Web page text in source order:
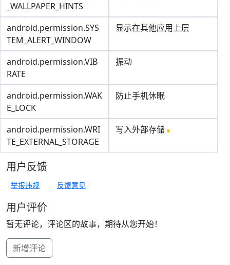
_WALLPAPER_HINTS
android.permission.SYS
TEM_ALERT_WINDOW
显示在其他应用上层
android.permission.VIB
RATE
振动
android.permission.WAK
E_LOCK
防止手机休眠
android.permission.WRI
TE_EXTERNAL_STORAGE
写入外部存储
用户反馈
举报违规 反馈意见
用户评价
暂无评论，评论区的故事，期待从您开始！
新增评论